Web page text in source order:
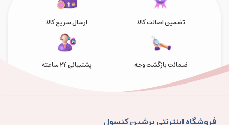
تضمین اصالت کالا ارسال سریع کالا
ضمانت بازگشت وجه پشتیبانی 24 ساعته
فروشگاه اینترنتی پرشین کنسول